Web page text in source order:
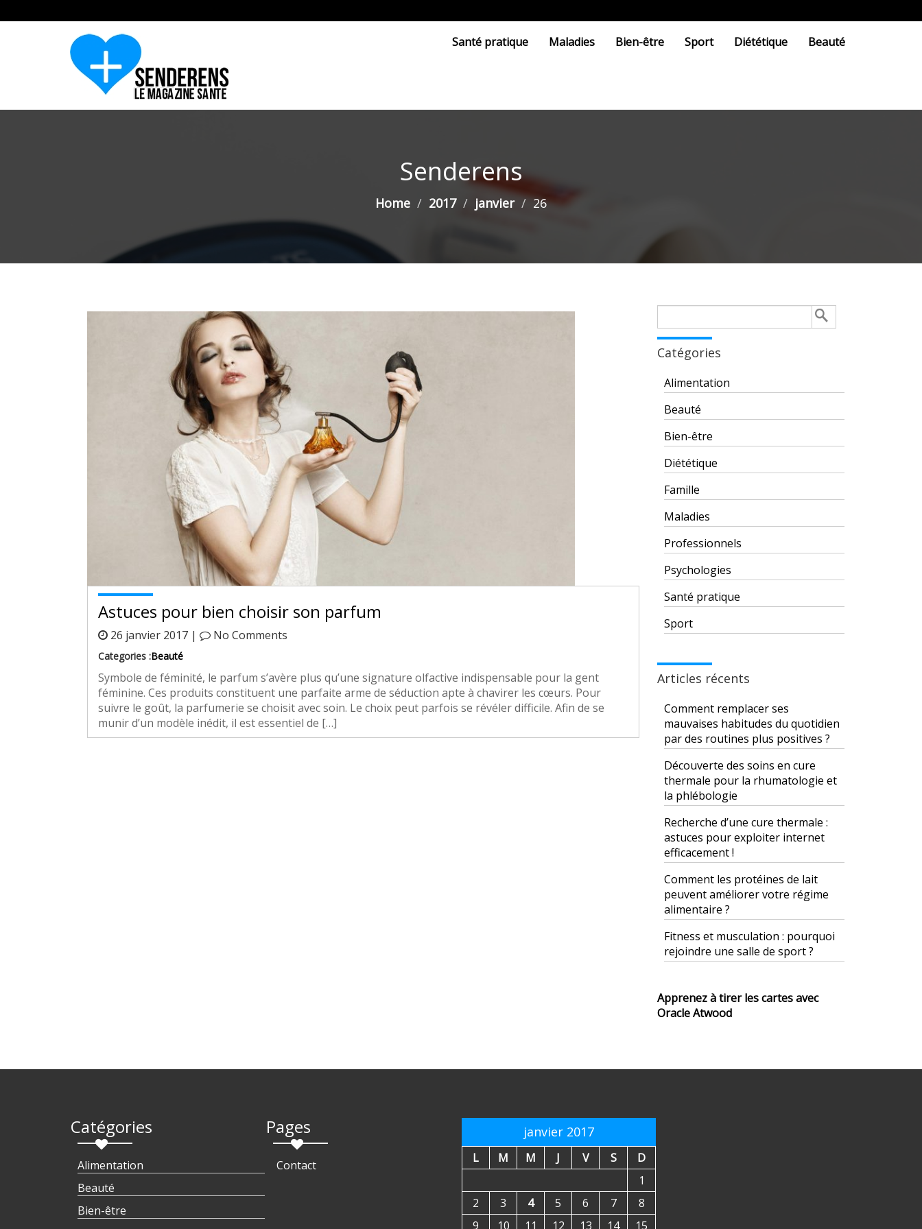
Santé pratique Maladies Bien-être Sport Diététique Beauté
Senderens
Home 2017 janvier 26
Astuces pour bien choisir son parfum
26 janvier 2017 | No Comments
Categories :Beauté
Symbole de féminité, le parfum s’avère plus qu’une signature olfactive indispensable pour la gent
féminine. Ces produits constituent une parfaite arme de séduction apte à chavirer les cœurs. Pour
suivre le goût, la parfumerie se choisit avec soin. Le choix peut parfois se révéler difficile. Afin de se
munir d’un modèle inédit, il est essentiel de […]
Catégories
Alimentation
Beauté
Bien-être
Diététique
Famille
Maladies
Professionnels
Psychologies
Santé pratique
Sport
Articles récents
Comment remplacer ses
mauvaises habitudes du quotidien
par des routines plus positives ?
Découverte des soins en cure
thermale pour la rhumatologie et
la phlébologie
Recherche d’une cure thermale :
astuces pour exploiter internet
efficacement !
Comment les protéines de lait
peuvent améliorer votre régime
alimentaire ?
Fitness et musculation : pourquoi
rejoindre une salle de sport ?
Apprenez à tirer les cartes avec
Oracle Atwood
Catégories
Alimentation
Beauté
Bien-être
Pages
Contact
janvier 2017
L M M J V S
D
1
2
3 4 5 6 7
8
9
10 11 12 13 14 15